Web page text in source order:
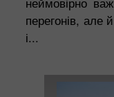
перегонів, але
і...